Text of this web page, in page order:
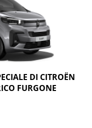
DI CITROËN
FURGONE